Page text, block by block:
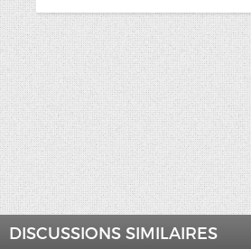
DISCUSSIONS SIMILAIRES